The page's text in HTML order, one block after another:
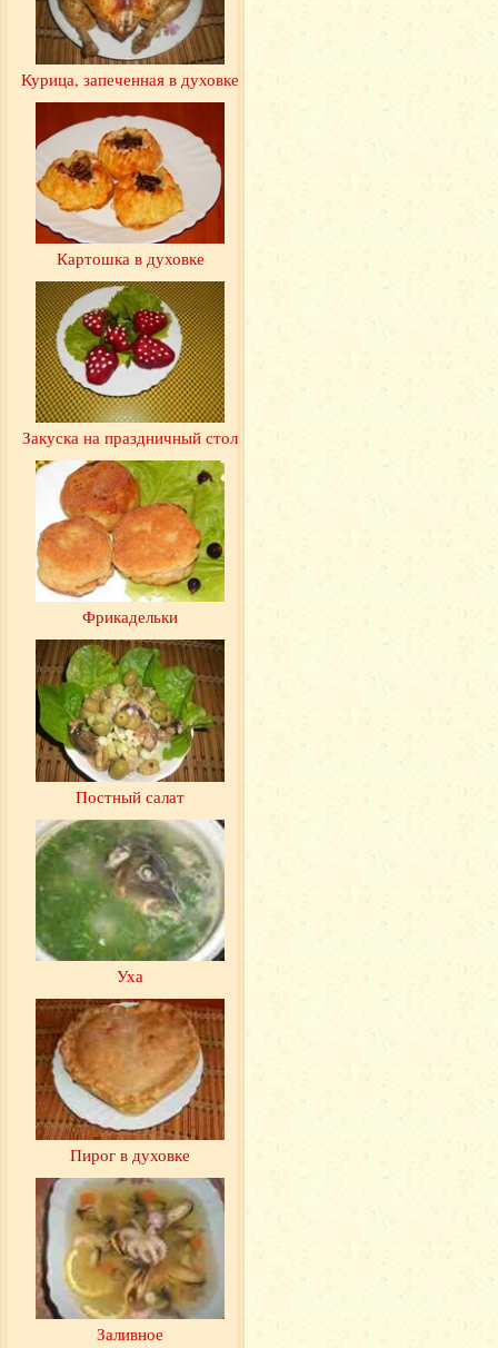
Курица, запеченная в духовке
Картошка в духовке
Закуска на праздничный стол
Фрикадельки
Постный салат
Уха
Пирог в духовке
Заливное